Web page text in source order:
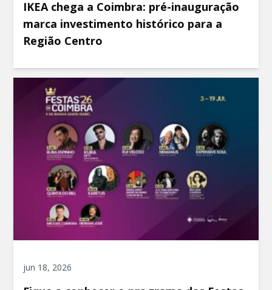
IKEA chega a Coimbra: pré-inauguração
marca investimento histórico para a
Região Centro
jun 18, 2026